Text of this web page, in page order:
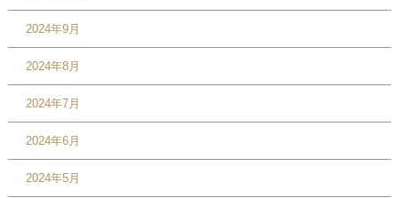
2024年9月
2024年8月
2024年7月
2024年6月
2024年5月